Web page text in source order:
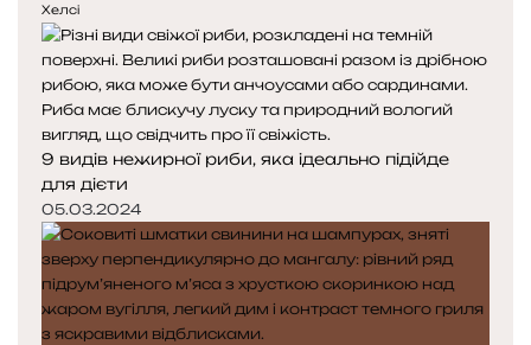
Хелсі
9 видів нежирної риби, яка ідеально підійде
для дієти
05.03.2024